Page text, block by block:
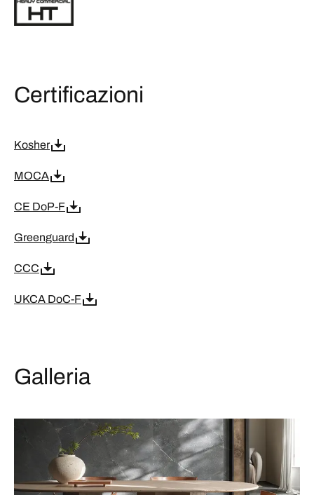
Certificazioni
Kosher
MOCA
CE DoP-F
Greenguard
CCC
UKCA DoC-F
Galleria